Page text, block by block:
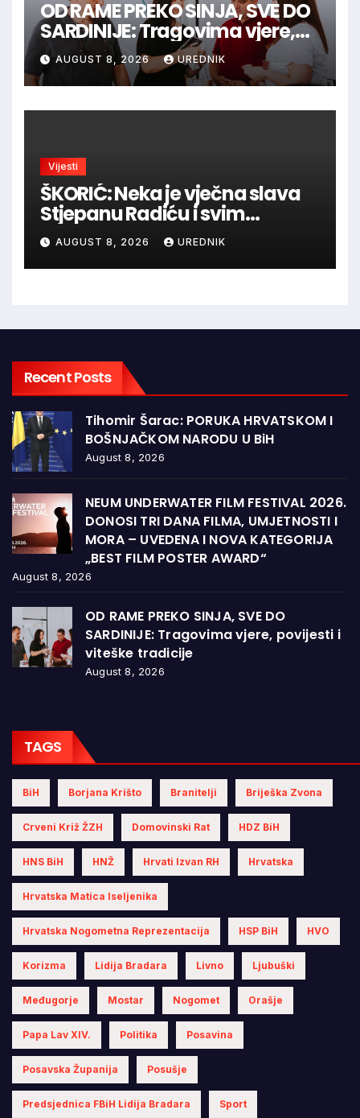
OD RAME PREKO SINJA, SVE DO
SARDINIJE: Tragovima vjere,
povijesti i viteške tradicije
AUGUST 8, 2026 UREDNIK
Vijesti
ŠKORIĆ: Neka je vječna slava
Stjepanu Radiću i svim
hrvatskim velikanima, a
vječna zahvalnost hrvatskim
braniteljima
AUGUST 8, 2026 UREDNIK
Recent Posts
Tihomir Šarac: PORUKA HRVATSKOM I
BOŠNJAČKOM NARODU U BiH
August 8, 2026
NEUM UNDERWATER FILM FESTIVAL 2026.
DONOSI TRI DANA FILMA, UMJETNOSTI I
MORA – UVEDENA I NOVA KATEGORIJA
„BEST FILM POSTER AWARD“
August 8, 2026
OD RAME PREKO SINJA, SVE DO
SARDINIJE: Tragovima vjere, povijesti i
viteške tradicije
August 8, 2026
TAGS
BiH Borjana Krišto Branitelji Briješka Zvona
Crveni Križ ŽZH Domovinski Rat HDZ BiH
HNS BiH HNŽ Hrvati Izvan RH Hrvatska
Hrvatska Matica Iseljenika
Hrvatska Nogometna Reprezentacija HSP BiH HVO
Korizma Lidija Bradara Livno Ljubuški
Međugorje Mostar Nogomet Orašje
Papa Lav XIV. Politika Posavina
Posavska Županija Posušje
Predsjednica FBiH Lidija Bradara Sport